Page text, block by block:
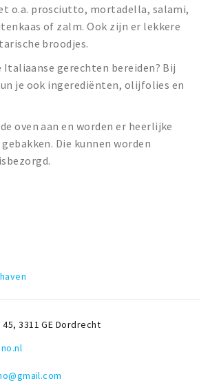
o.a. prosciutto, mortadella, salami,
of zalm. Ook zijn er lekkere
broodjes.
gerechten bereiden? Bij
je ook ingerediënten, olijfolies en
oven aan en worden er heerlijke
Die kunnen worden
,3311 GE Dordrecht